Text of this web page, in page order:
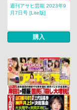
週刊アサヒ芸能 2023年9
月7日号 [Lite版]
購入